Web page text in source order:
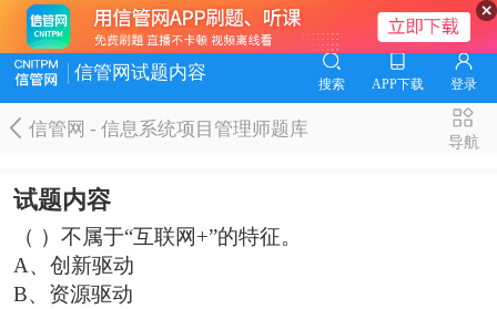
信管网试题内容
搜索 APP下载 登录
信管网 - 信息系统项目管理师题库
导航
试题内容
（ ）不属于“互联网+”的特征。
A、创新驱动
B、资源驱动